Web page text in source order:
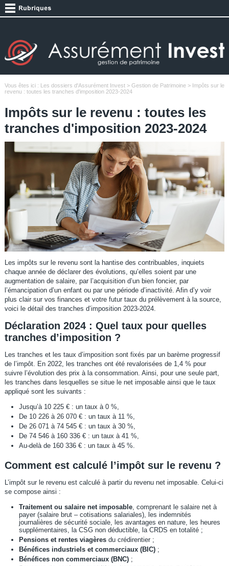
Vous êtes ici : Les dossiers d'Assurément Invest> Gestion de Patrimoine> Impôts sur le
revenu : toutes les tranches d'imposition 2023-2024
Impôts sur le revenu : toutes les
tranches d'imposition 2023-2024
Les impôts sur le revenu sont la hantise des contribuables, inquiets
chaque année de déclarer des évolutions, qu’elles soient par une
augmentation de salaire, par l’acquisition d’un bien foncier, par
l’émancipation d’un enfant ou par une période d’inactivité. Afin d’y voir
plus clair sur vos finances et votre futur taux du prélèvement à la source,
voici le détail des tranches d’imposition 2023-2024.
Déclaration 2024 : Quel taux pour quelles
tranches d’imposition ?
Les tranches et les taux d’imposition sont fixés par un barème progressif
de l’impôt. En 2022, les tranches ont été revalorisées de 1,4 % pour
suivre l’évolution des prix à la consommation. Ainsi, pour une seule part,
les tranches dans lesquelles se situe le net imposable ainsi que le taux
appliqué sont les suivants :
Jusqu’à 10 225 € : un taux à 0 %,
De 10 226 à 26 070 € : un taux à 11 %,
De 26 071 à 74 545 € : un taux à 30 %,
De 74 546 à 160 336 € : un taux à 41 %,
Au-delà de 160 336 € : un taux à 45 %.
Comment est calculé l’impôt sur le revenu ?
L’impôt sur le revenu est calculé à partir du revenu net imposable. Celui-ci
se compose ainsi :
Traitement ou salaire net imposable, comprenant le salaire net à
payer (salaire brut – cotisations salariales), les indemnités
journalières de sécurité sociale, les avantages en nature, les heures
supplémentaires, la CSG non déductible, la CRDS en totalité ;
Pensions et rentes viagèresdu crédirentier ;
Bénéfices industriels et commerciaux (BIC);
Bénéfices non commerciaux (BNC);